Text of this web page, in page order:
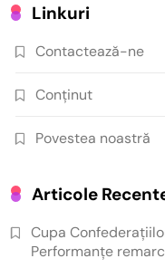
Linkuri
Contactează-ne
Conținut
Povestea noastră
Articole
Cupa
Performanțe